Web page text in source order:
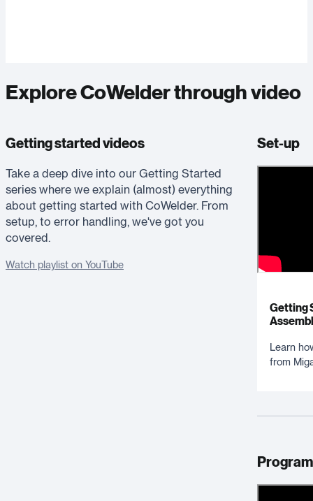
Explore CoWelder through video
Getting started videos
Take a deep dive into our Getting Started
series where we explain (almost) everything
about getting started with CoWelder. From
setup, to error handling, we've got you
covered.
Watch playlist on YouTube
Set-up
Getting
Learn
from